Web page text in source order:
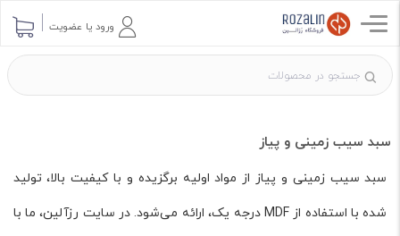
ورود یا عضویت
سبد سیب زمینی و پیاز
سبد سیب زمینی و پیاز از مواد اولیه برگزیده و با کیفیت بالا، تولید
شده با استفاده از MDF درجه یک، ارائه می‌شود. در سایت رزآلین، ما با